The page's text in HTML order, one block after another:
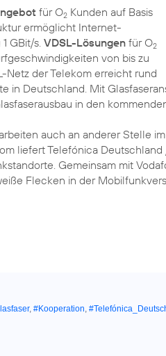
für O2 Kunden auf Basis
ermöglicht Internet-
GBit/s. VDSL-Lösungen für O2
von bis zu
Netz der Telekom erreicht rund
in Deutschland. Mit
in den
auch an anderer Stelle
liefert Telefónica Deutschland
Gemeinsam mit
Flecken in der
, #Kooperation,